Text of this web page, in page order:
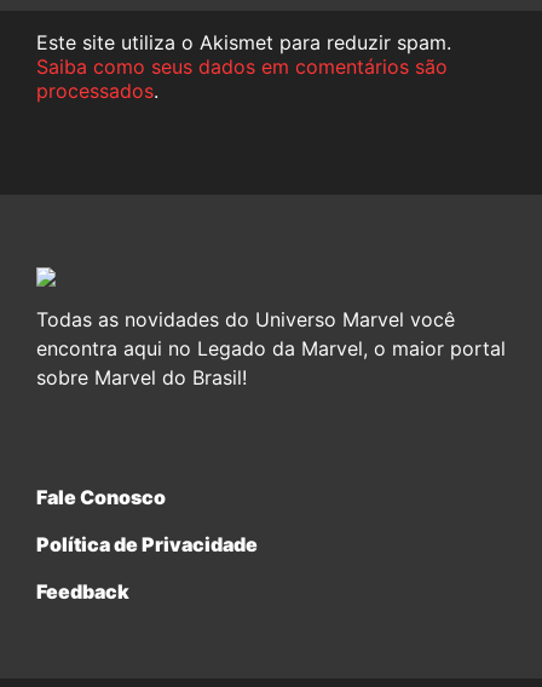
Este site utiliza o Akismet para reduzir spam.
Saiba como seus dados em comentários são
processados.
Todas as novidades do Universo Marvel você
encontra aqui no Legado da Marvel, o maior portal
sobre Marvel do Brasil!
Fale Conosco
Política de Privacidade
Feedback